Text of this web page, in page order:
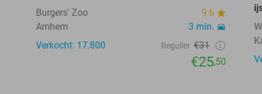
Burgers' Zoo
9.6
Arnhem
3 min.
Verkocht: 17.800
Regulier €31
€25,50